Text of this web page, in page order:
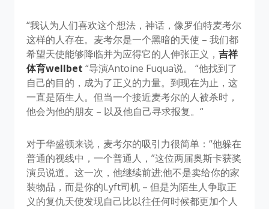
“我认为人们喜欢这个想法，神话，像罗伯特麦考尔
这样的人存在。麦考尔是一个黑暗的天使 – 我们都
希望天使能够降临并为应得它的人伸张正义， 吉祥
体育wellbet “导演Antoine Fuqua说。 “他找到了
自己的目的，成为了正义的力量。到现在为止，这
一直是陌生人。但当一个接近麦考尔的人被杀时，
他会为他的朋友 – 以及他自己寻求报复。“
对于华盛顿来说，麦考尔的吸引力很简单：“他躲在
普通的视线中，一个普通人，”这位两届奥斯卡获奖
演员说道。这一次，他继续前进;他不是卖给你的家
装物品，而是你的Lyft司机 – 但是为陌生人争取正
义的复仇天使发现自己比以往任何时候都更加个人